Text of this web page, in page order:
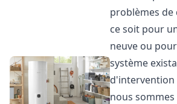
problèmes de
ce soit pour
neuve ou
système
nous